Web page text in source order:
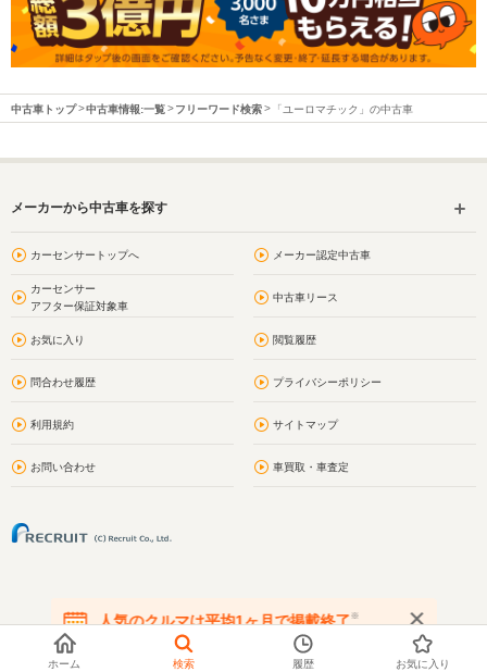
中古車トップ 中古車情報:一覧 フリーワード検索 「ユーロマチック」の中古車
メーカーから中古車を探す
カーセンサートップへ メーカー認定中古車
カーセンサー
アフター保証対象車
中古車リース
お気に入り 閲覧履歴
問合わせ履歴 プライバシーポリシー
利用規約 サイトマップ
お問い合わせ 車買取・車査定
人気のクルマは平均1ヶ月で掲載終了※
在庫が無くなる前にお問い合わせください
ホーム 検索 履歴 お気に入り